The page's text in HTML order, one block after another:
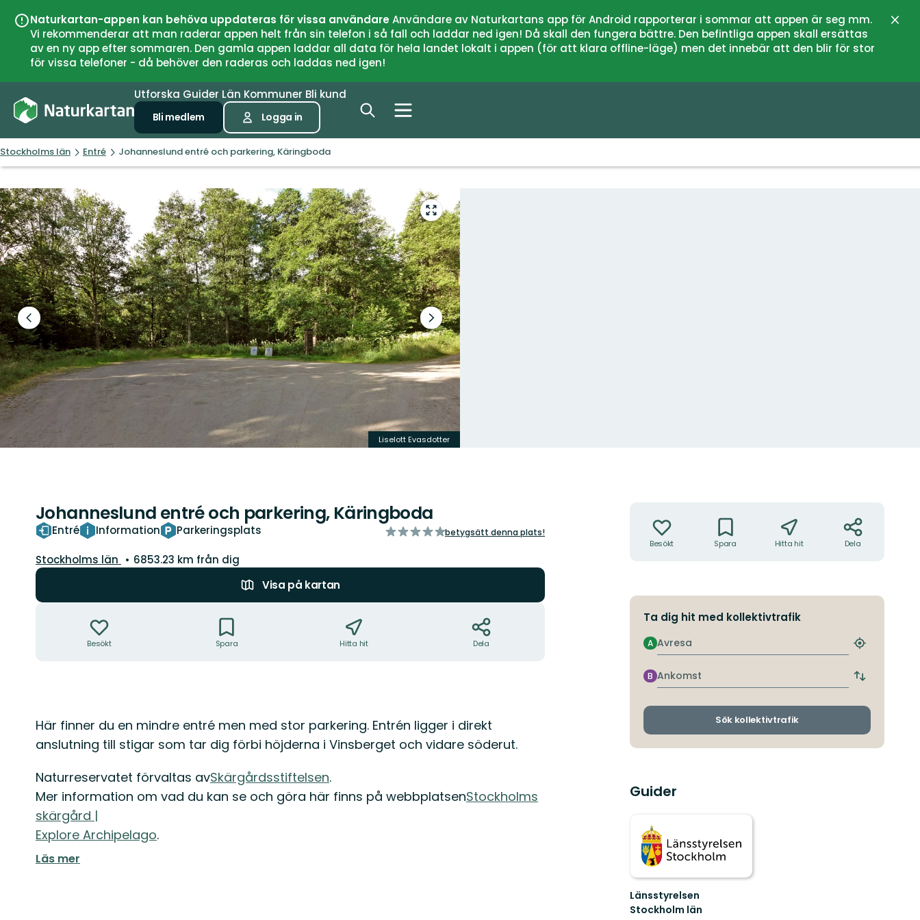
Naturkartan-appen kan behöva uppdateras för vissa användareAnvändare av Naturkartans app för Android rapporterar i sommar att appen är seg mm.
Vi rekommenderar att man raderar appen helt från sin telefon i så fall och laddar ned igen! Då skall den fungera bättre. Den befintliga appen skall ersättas
av en ny app efter sommaren. Den gamla appen laddar all data för hela landet lokalt i appen (för att klara offline-läge) men det innebär att den blir för stor
för vissa telefoner - då behöver den raderas och laddas ned igen!
Utforska Guider Län Kommuner Bli kund
Bli medlem Logga in
Stockholms län Entré Johanneslund entré och parkering, Käringboda
Gå
till
helskärmsläge
Föregående
bild
Nästa
bildspel
Liselott Evasdotter
Johanneslund entré och parkering, Käringboda
Entré Information Parkeringsplats
av
betygsätt denna plats!
Län:
Stockholms län
6853.23 km från dig
Visa på kartan
Besökt Spara Hitta hit Dela
Beskrivning
Här finner du en mindre entré men med stor parkering. Entrén ligger i direkt
anslutning till stigar som tar dig förbi höjderna i Vinsberget och vidare söderut.
Naturreservatet förvaltas avSkärgårdsstiftelsen.
Mer information om vad du kan se och göra här finns på webbplatsenStockholms
skärgård |
Explore Archipelago.
Läs mer
Besökt Spara Hitta hit Dela
Ta dig hit med kollektivtrafik
Avresa
A
Hitta
hållplats
Ankomst
B
Byt
och
Sök kollektivtrafik
Guider
Länsstyrelsen
Stockholm län